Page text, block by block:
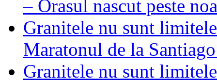
– Orasul nascut peste
Granitele nu sunt
Maratonul de la
Granitele nu sunt